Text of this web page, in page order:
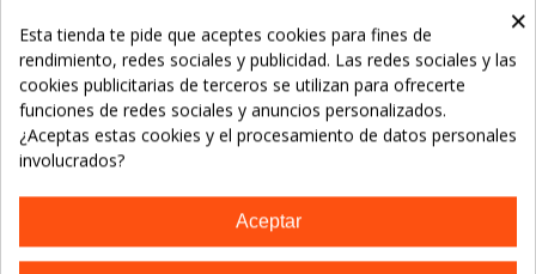
×
Esta tienda te pide que aceptes cookies para fines de
rendimiento, redes sociales y publicidad. Las redes sociales y las
cookies publicitarias de terceros se utilizan para ofrecerte
funciones de redes sociales y anuncios personalizados.
¿Aceptas estas cookies y el procesamiento de datos personales
involucrados?
Aceptar